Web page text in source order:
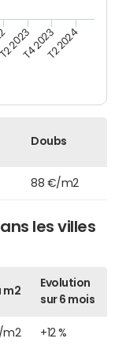
2023T4 2023T2 2024
Doubs
88 €/m2
les villes
m2
Evolution
sur 6 mois
m2 +12 %